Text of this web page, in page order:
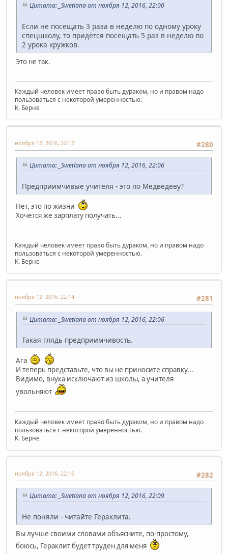
Цитата: _Swetlana от ноября 12, 2016, 22:00
Если не посещать 3 раза в неделю по одному уроку
спецшколу, то придётся посещать 5 раз в неделю по
2 урока кружков.
Это не так.
Каждый человек имеет право быть дураком, но и правом надо
пользоваться с некоторой умеренностью.
К. Берне
#280
ноября 12, 2016, 22:12
Цитата: _Swetlana от ноября 12, 2016, 22:06
Предприимчивые учителя - это по Медведеву?
Нет, это по жизни
Хочется же зарплату получать...
Каждый человек имеет право быть дураком, но и правом надо
пользоваться с некоторой умеренностью.
К. Берне
#281
ноября 12, 2016, 22:14
Цитата: _Swetlana от ноября 12, 2016, 22:06
Такая глядь предприимчивость.
Ага
И теперь представьте, что вы не приносите справку...
Видимо, внука исключают из школы, а учителя
увольняют
Каждый человек имеет право быть дураком, но и правом надо
пользоваться с некоторой умеренностью.
К. Берне
#282
ноября 12, 2016, 22:16
Цитата: _Swetlana от ноября 12, 2016, 22:09
Не поняли - читайте Гераклита.
Вы лучше своими словами объясните, по-простому,
боюсь, Гераклит будет труден для меня